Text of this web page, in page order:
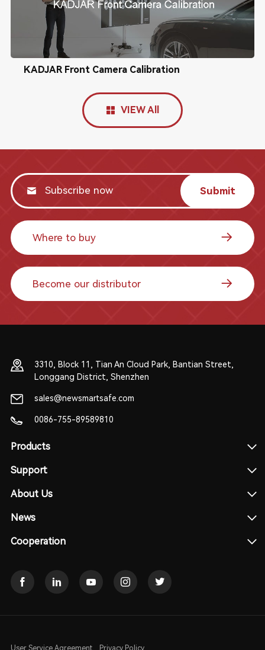
KADJAR Front Camera Calibration
VIEW All
Submit
Where to buy
Become our distributor
3310, Block 11, Tian An Cloud Park, Bantian Street,
Longgang District, Shenzhen
sales@newsmartsafe.com
0086-755-89589810
Products
Support
About Us
News
Cooperation
User Service Agreement Privacy Policy